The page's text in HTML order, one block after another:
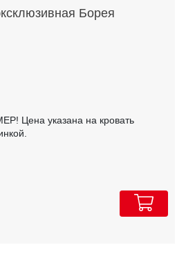
Борея
Цена указана на кровать